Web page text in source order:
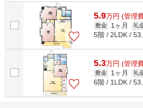
にある賃貸情報のことなら、地域に密着...
5.9万円 (管理
敷金 1ヶ月 礼
5階 / 2LDK /
5.3万円 (管理
敷金 1ヶ月 礼
6階 / 1LDK /